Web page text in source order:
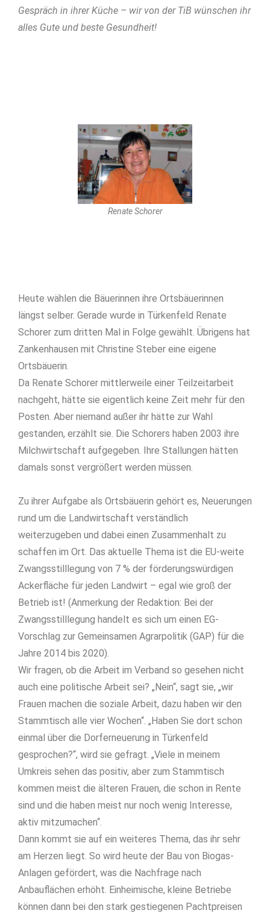
Gespräch in ihrer Küche – wir von der TiB wünschen ihr
alles Gute und beste Gesundheit!
Renate Schorer
Heute wählen die Bäuerinnen ihre Ortsbäuerinnen
längst selber. Gerade wurde in Türkenfeld Renate
Schorer zum dritten Mal in Folge gewählt. Übrigens hat
Zankenhausen mit Christine Steber eine eigene
Ortsbäuerin.
Da Renate Schorer mittlerweile einer Teilzeitarbeit
nachgeht, hätte sie eigentlich keine Zeit mehr für den
Posten. Aber niemand außer ihr hätte zur Wahl
gestanden, erzählt sie. Die Schorers haben 2003 ihre
Milchwirtschaft aufgegeben. Ihre Stallungen hätten
damals sonst vergrößert werden müssen.
Zu ihrer Aufgabe als Ortsbäuerin gehört es, Neuerungen
rund um die Landwirtschaft verständlich
weiterzugeben und dabei einen Zusammenhalt zu
schaffen im Ort. Das aktuelle Thema ist die EU-weite
Zwangsstilllegung von 7 % der förderungswürdigen
Ackerfläche für jeden Landwirt – egal wie groß der
Betrieb ist! (Anmerkung der Redaktion: Bei der
Zwangsstilllegung handelt es sich um einen EG-
Vorschlag zur Gemeinsamen Agrarpolitik (GAP) für die
Jahre 2014 bis 2020).
Wir fragen, ob die Arbeit im Verband so gesehen nicht
auch eine politische Arbeit sei? „Nein“, sagt sie, „wir
Frauen machen die soziale Arbeit, dazu haben wir den
Stammtisch alle vier Wochen“. „Haben Sie dort schon
einmal über die Dorferneuerung in Türkenfeld
gesprochen?“, wird sie gefragt. „Viele in meinem
Umkreis sehen das positiv, aber zum Stammtisch
kommen meist die älteren Frauen, die schon in Rente
sind und die haben meist nur noch wenig Interesse,
aktiv mitzumachen“.
Dann kommt sie auf ein weiteres Thema, das ihr sehr
am Herzen liegt. So wird heute der Bau von Biogas-
Anlagen gefördert, was die Nachfrage nach
Anbauflächen erhöht. Einheimische, kleine Betriebe
können dann bei den stark gestiegenen Pachtpreisen